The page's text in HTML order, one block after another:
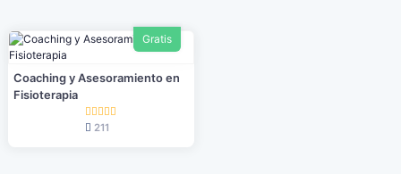
Gratis
Coaching y Asesoramiento en
Fisioterapia
211